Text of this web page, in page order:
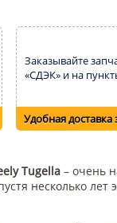
Заказывайте
«СДЭК» и на
Удобная доставка
Tugella – очень
несколько